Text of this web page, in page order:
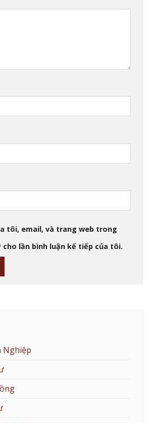
tôi, email, và trang web trong
lần bình luận kế tiếp của tôi.
Nghiệp